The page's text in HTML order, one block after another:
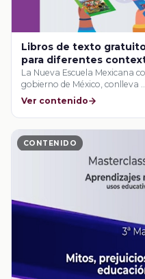
Libros de texto
para diferentes
La Nueva Escuela Mexicana
gobierno de México, conlleva …
Ver contenido
CONTENIDO